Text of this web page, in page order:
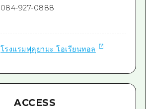
084-927-0888
โรงแรมฟุคุยามะ โอเรียนทอล
ACCESS